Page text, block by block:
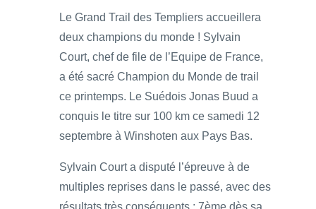
Le Grand Trail des Templiers accueillera
deux champions du monde ! Sylvain
Court, chef de file de l’Equipe de France,
a été sacré Champion du Monde de trail
ce printemps. Le Suédois Jonas Buud a
conquis le titre sur 100 km ce samedi 12
septembre à Winshoten aux Pays Bas.
Sylvain Court a disputé l’épreuve à de
multiples reprises dans le passé, avec des
résultats très conséquents : 7ème dès sa